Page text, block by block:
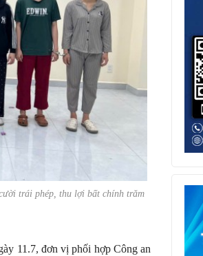
trái phép, thu lợi bất chính trăm
11.7, đơn vị phối hợp Công an